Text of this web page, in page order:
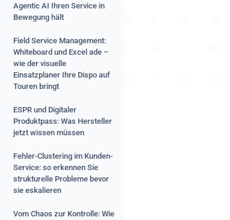
Agentic AI Ihren Service in
Bewegung hält
Field Service Management:
Whiteboard und Excel ade –
wie der visuelle
Einsatzplaner Ihre Dispo auf
Touren bringt
ESPR und Digitaler
Produktpass: Was Hersteller
jetzt wissen müssen
Fehler-Clustering im Kunden-
Service: so erkennen Sie
strukturelle Probleme bevor
sie eskalieren
Vom Chaos zur Kontrolle: Wie